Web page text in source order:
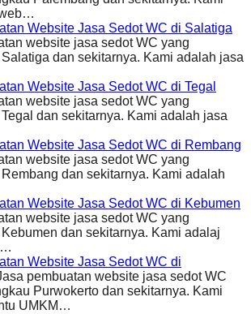
Website Jasa Sedot WC di Salatiga
website jasa sedot WC yang
dan sekitarnya. Kami adalah jasa
Website Jasa Sedot WC di Tegal
website jasa sedot WC yang
dan sekitarnya. Kami adalah jasa
Website Jasa Sedot WC di Rembang
website jasa sedot WC yang
dan sekitarnya. Kami adalah
Website Jasa Sedot WC di Kebumen
website jasa sedot WC yang
dan sekitarnya. Kami adalaj
Website Jasa Sedot WC di
pembuatan website jasa sedot WC
Purwokerto dan sekitarnya. Kami
UMKM…